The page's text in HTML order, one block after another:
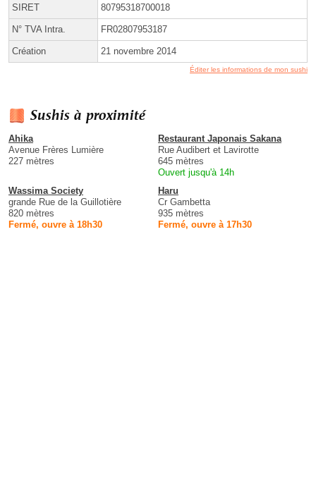
SIRET 80795318700018
N° TVA Intra. FR02807953187
Création 21 novembre 2014
Éditer les informations de mon sushi
Sushis à proximité
Ahika
Avenue Frères Lumière
227 mètres
Restaurant Japonais Sakana
Rue Audibert et Lavirotte
645 mètres
Ouvert jusqu'à 14h
Wassima Society
grande Rue de la Guillotière
820 mètres
Fermé, ouvre à 18h30
Haru
Cr Gambetta
935 mètres
Fermé, ouvre à 17h30